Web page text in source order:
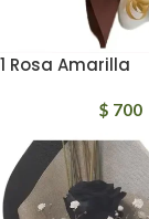
1 Rosa Amarilla
$ 700